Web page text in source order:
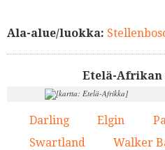
Ala-alue/luokka:
Etelä-
Darling Elgin
Swartland Walker